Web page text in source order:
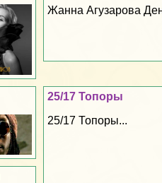
Жанна Агузарова
25/17 Топоры
25/17 Топоры...